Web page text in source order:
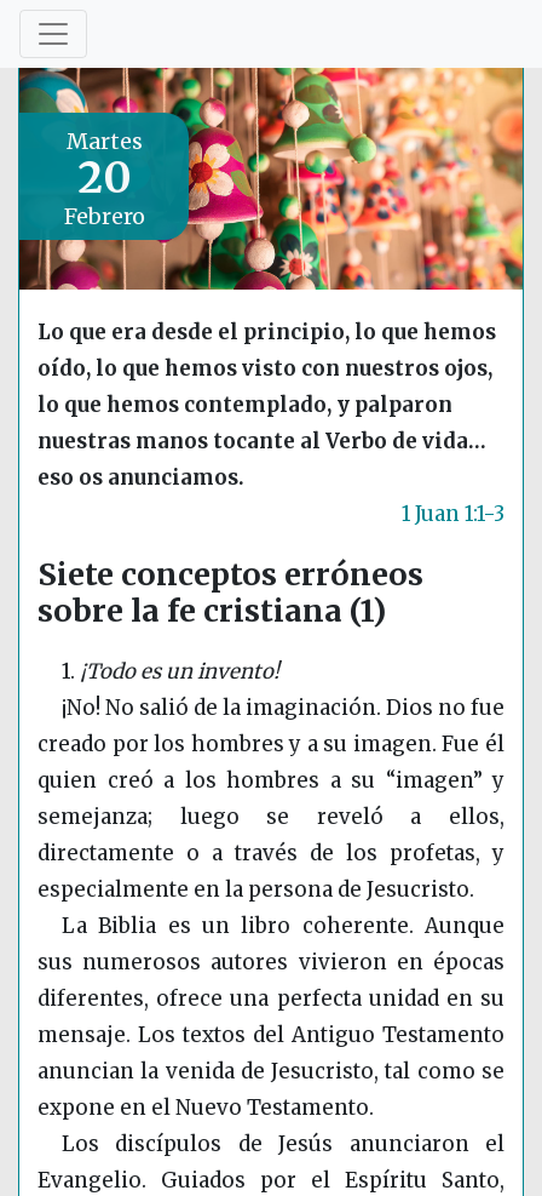
Martes
20
Febrero
Lo que era desde el principio, lo que hemos
oído, lo que hemos visto con nuestros ojos,
lo que hemos contemplado, y palparon
nuestras manos tocante al Verbo de vida…
eso os anunciamos.
1 Juan 1:1-3
Siete conceptos erróneos
sobre la fe cristiana (1)
1. ¡Todo es un invento!
¡No! No salió de la imaginación. Dios no fue
creado por los hombres y a su imagen. Fue él
quien creó a los hombres a su “imagen” y
semejanza; luego se reveló a ellos,
directamente o a través de los profetas, y
especialmente en la persona de Jesucristo.
La Biblia es un libro coherente. Aunque
sus numerosos autores vivieron en épocas
diferentes, ofrece una perfecta unidad en su
mensaje. Los textos del Antiguo Testamento
anuncian la venida de Jesucristo, tal como se
expone en el Nuevo Testamento.
Los discípulos de Jesús anunciaron el
Evangelio. Guiados por el Espíritu Santo,